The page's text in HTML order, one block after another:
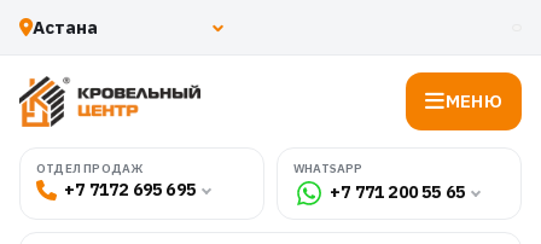
МЕНЮ
ОТДЕЛ ПРОДАЖ
+7 7172 695 695
WHATSAPP
+7 771 200 55 65